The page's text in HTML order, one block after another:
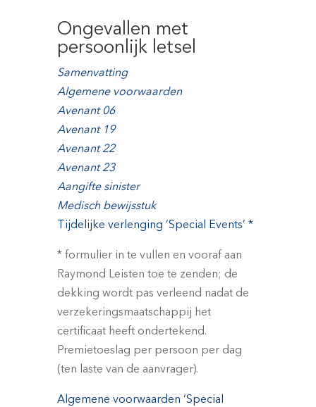
Ongevallen met
persoonlijk letsel
Samenvatting
Algemene voorwaarden
Avenant 06
Avenant 19
Avenant 22
Avenant 23
Aangifte sinister
Medisch bewijsstuk
Tijdelijke verlenging ‘Special Events’ *
* formulier in te vullen en vooraf aan
Raymond Leisten toe te zenden; de
dekking wordt pas verleend nadat de
verzekeringsmaatschappij het
certificaat heeft ondertekend.
Premietoeslag per persoon per dag
(ten laste van de aanvrager).
Algemene voorwaarden ‘Special